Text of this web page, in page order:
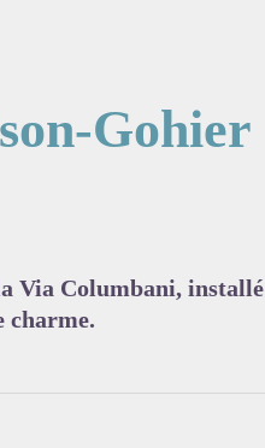
Gohier
Via Columbani, installé
charme.